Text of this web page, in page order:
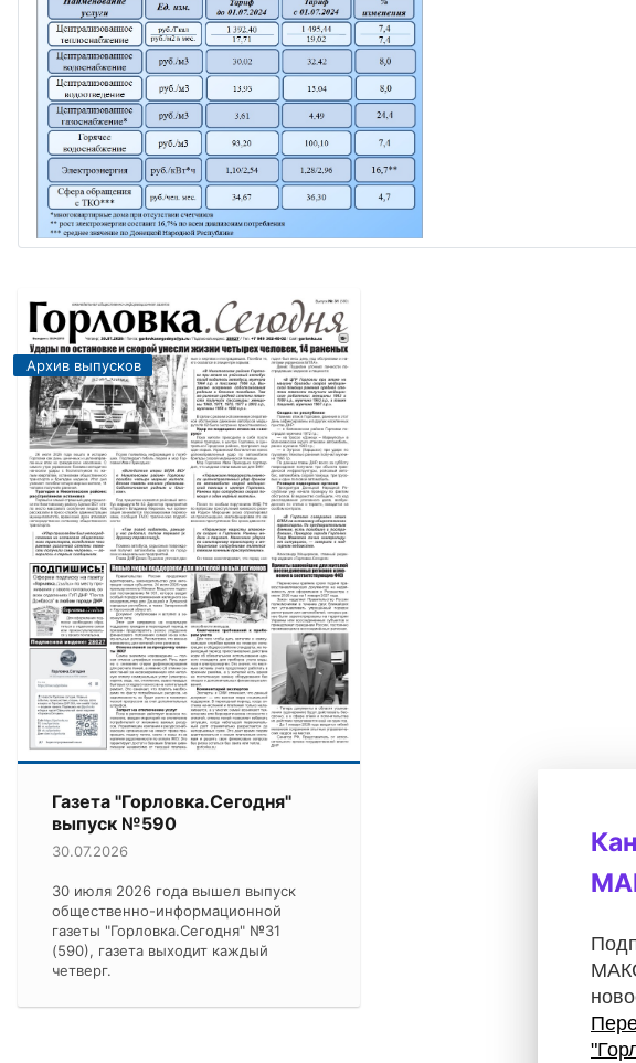
Архив выпусков
Газета "Горловка.Сегодня"
выпуск №590
30.07.2026
30 июля 2026 года вышел выпуск
общественно-информационной
газеты "Горловка.Сегодня" №31
(590), газета выходит каждый
четверг.